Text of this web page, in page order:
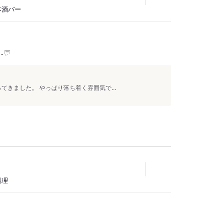
バー
-
きました。 やっぱり落ち着く雰囲気で...